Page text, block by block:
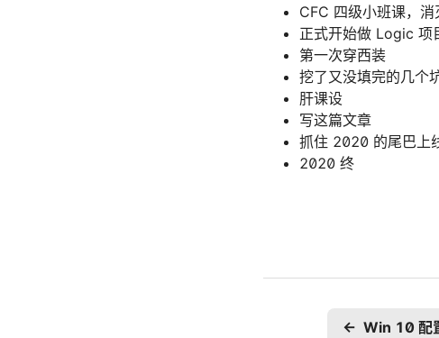
CFC 四级小班课，
正式开始做 Logic 项
第一次穿西装
挖了又没填完的几个
肝课设
写这篇文章
抓住 2020 的尾巴上
2020 终
←